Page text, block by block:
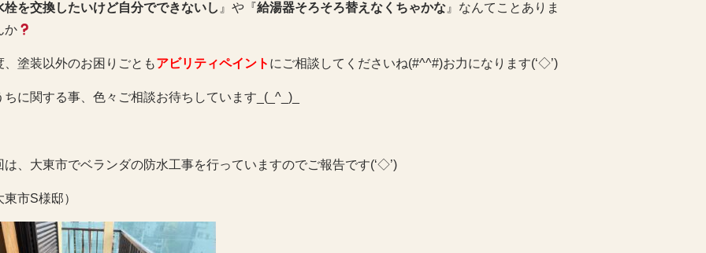
栓を交換したいけど自分でできないし 』や『給湯器そろそろ替えなくちゃかな 』なんてことありま
か
、塗装以外のお困りごともアビリティペイント にご相談してくださいね(#^^#)お力になります(‘◇’)ゞ
ちに関する事、色々ご相談お待ちしています_(_^_)_
は、大東市でベランダの防水工事を行っていますのでご報告です(‘◇’)ゞ
東市S様邸）